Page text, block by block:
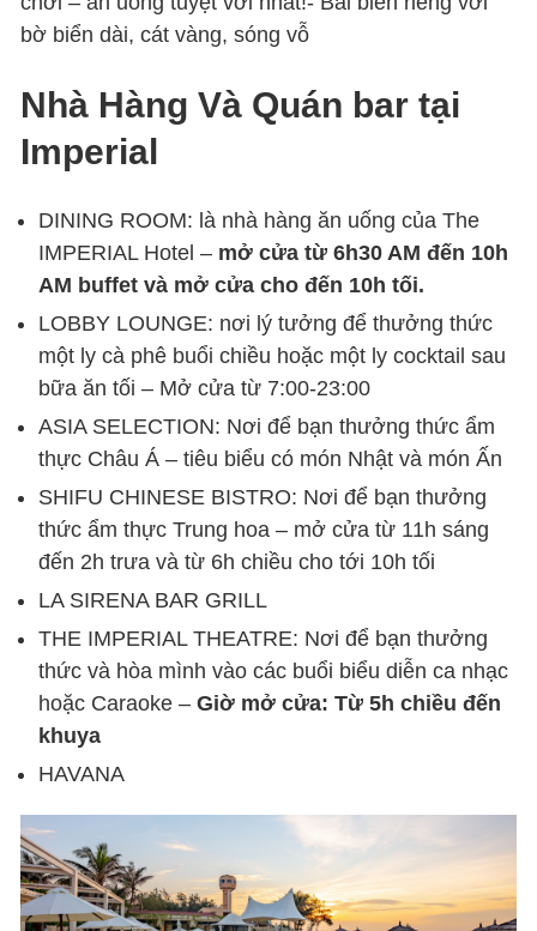
bờ biển dài, cát vàng, sóng vỗ
Nhà Hàng Và Quán bar tại
Imperial
DINING ROOM: là nhà hàng ăn uống của The
IMPERIAL Hotel – mở cửa từ 6h30 AM đến 10h
AM buffet và mở cửa cho đến 10h tối.
LOBBY LOUNGE: nơi lý tưởng để thưởng thức
một ly cà phê buổi chiều hoặc một ly cocktail sau
bữa ăn tối – Mở cửa từ 7:00-23:00
ASIA SELECTION: Nơi để bạn thưởng thức ẩm
thực Châu Á – tiêu biểu có món Nhật và món Ấn
SHIFU CHINESE BISTRO: Nơi để bạn thưởng
thức ẩm thực Trung hoa – mở cửa từ 11h sáng
đến 2h trưa và từ 6h chiều cho tới 10h tối
LA SIRENA BAR GRILL
THE IMPERIAL THEATRE: Nơi để bạn thưởng
thức và hòa mình vào các buổi biểu diễn ca nhạc
hoặc Caraoke –Giờ mở cửa: Từ 5h chiều đến
khuya
HAVANA